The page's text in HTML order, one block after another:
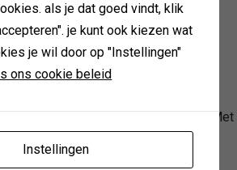
wordt erkend als een veelzijdige
op het welzijn van het hele gezin. Met
van fitness en wellness tot
en een divers aanbod aan
als je dat goed vindt, klik
je kunt ook kiezen wat
je wil door op "Instellingen"
ons cookie beleid
Instellingen